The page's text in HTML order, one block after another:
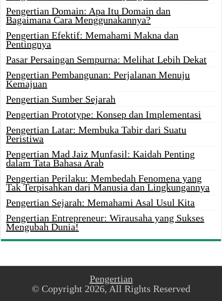
Pengertian Domain: Apa Itu Domain dan
Bagaimana Cara Menggunakannya?
Pengertian Efektif: Memahami Makna dan
Pentingnya
Pasar Persaingan Sempurna: Melihat Lebih Dekat
Pengertian Pembangunan: Perjalanan Menuju
Kemajuan
Pengertian Sumber Sejarah
Pengertian Prototype: Konsep dan Implementasi
Pengertian Latar: Membuka Tabir dari Suatu
Peristiwa
Pengertian Mad Jaiz Munfasil: Kaidah Penting
dalam Tata Bahasa Arab
Pengertian Perilaku: Membedah Fenomena yang
Tak Terpisahkan dari Manusia dan Lingkungannya
Pengertian Sejarah: Memahami Asal Usul Kita
Pengertian Entrepreneur: Wirausaha yang Sukses
Mengubah Dunia!
Pengertian
© Copyright 2026, All Rights Reserved